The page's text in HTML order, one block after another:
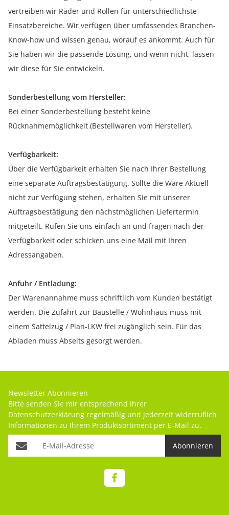
vertreiben wir Räder und Rollen für unterschiedlichste
Einsatzbereiche. Wir verfügen über umfassendes Branchen-
Know-how und wissen genau, worauf es ankommt. Auch für
Sie haben wir die passende Lösung, und wenn nicht, lassen
wir diese für Sie entwickeln.
Sonderbestellung vom Hersteller:
Bei einer Sonderbestellung besteht keine
Rücknahmemöglichkeit (Bestellwaren vom Hersteller).
Verfügbarkeit:
Über die Verfügbarkeit erhalten Sie nach Ihrer Bestellung
eine separate Auftragsbestätigung. Sollte die Ware Aktuell
nicht zur Verfügung stehen, erhalten Sie mit unserer
Auftragsbestätigung den nächstmöglichen Liefertermin
mitgeteilt. Rufen Sie uns einfach an und fragen nach der
Verfügbarkeit oder schicken uns eine Mail mit Ihren
Adressangaben.
Anfuhr / Entladung:
Der Warenannahme muss schriftlich vom Kunden bestätigt
werden. Die Zufahrt zur Baustelle / Wohnhaus muss mit
einem Sattelzug / Plan-LKW frei zugänglich sein. Für das
Abladen muss Abseits gesorgt werden.
Newsletter Abonnieren
Bitte senden Sie mir entsprechend Ihrer
Datenschutzerklärung regelmäßig und jederzeit widerruflich
Informationen zu Ihrem Produktsortiment per E-Mail zu.
Abonnieren